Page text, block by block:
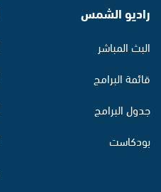
راديو الشمس
البث المباشر
قائمة البرامج
جدول البرامج
بودكاست